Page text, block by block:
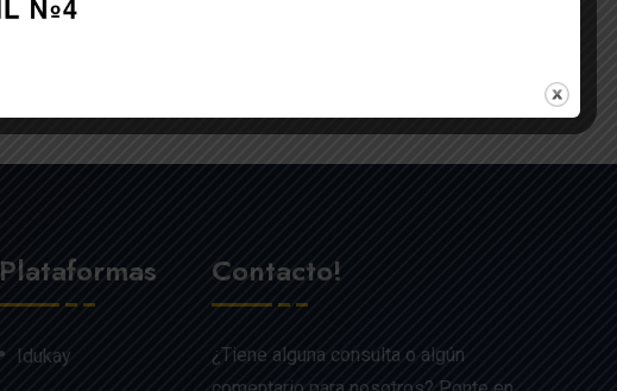
Plataformas
Idukay
Contacto!
¿Tiene alguna consulta o algún